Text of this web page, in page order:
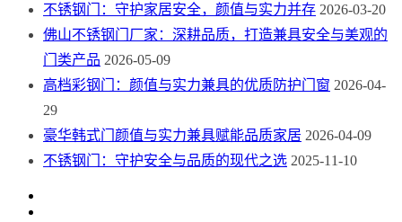
不锈钢门：守护家居安全，颜值与实力并存 2026-03-20
佛山不锈钢门厂家：深耕品质，打造兼具安全与美观的
门类产品 2026-05-09
高档彩钢门：颜值与实力兼具的优质防护门窗 2026-04-
29
豪华韩式门颜值与实力兼具赋能品质家居 2026-04-09
不锈钢门：守护安全与品质的现代之选 2025-11-10